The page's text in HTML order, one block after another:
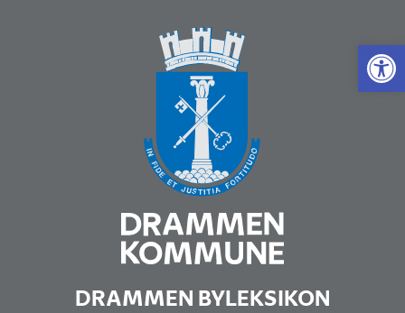
Vis
DRAMMEN BYLEKSIKON